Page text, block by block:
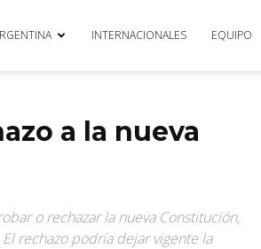
INTERNACIONALES EQUIPO
a la nueva
o rechazar la nueva Constitución,
rechazo podría dejar vigente la